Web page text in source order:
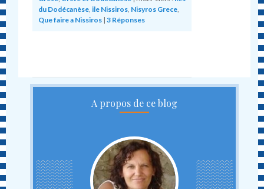
du Dodécanèse ,ile Nissiros Nisyros Grece
Que faire a Nissiros |3 Réponses
A propos de ce blog